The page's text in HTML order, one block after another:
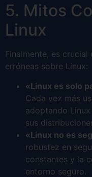
5. Mitos
Linux
Finalmente, es
erróneas sobre Linux:
«Linux es solo
Cada vez más
adoptando
sus
«Linux no es
robustez en
constantes y la
entorno seguro.